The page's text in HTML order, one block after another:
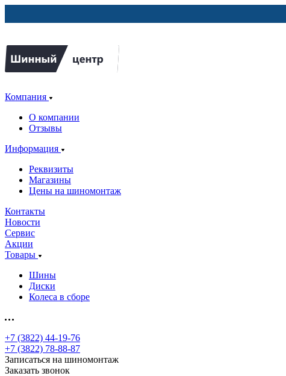
Компания
О компании
Отзывы
Информация
Реквизиты
Магазины
Цены на шиномонтаж
Контакты
Новости
Сервис
Акции
Товары
Шины
Диски
Колеса в сборе
+7 (3822) 44-19-76
+7 (3822) 78-88-87
Записаться на шиномонтаж
Заказать звонок